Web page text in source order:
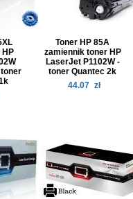
HP
Toner HP 85A
zamiennik toner HP
LaserJet P1102W -
toner Quantec 2k
44.07 zł